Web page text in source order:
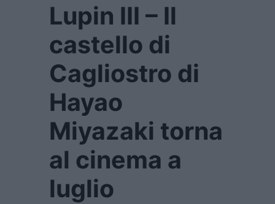
Lupin III – Il
castello di
Cagliostro di
Hayao
Miyazaki torna
al cinema a
luglio